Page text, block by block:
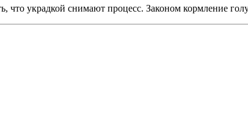
украдкой снимают процесс. Законом кормление